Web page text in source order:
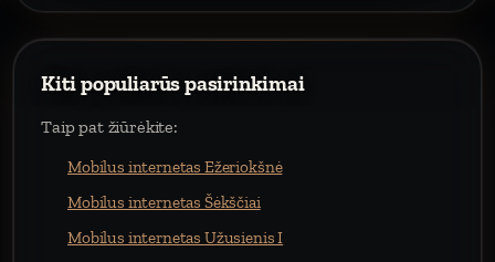
Kiti populiarūs pasirinkimai
Taip pat žiūrėkite:
Mobilus internetas Ežeriokšnė
Mobilus internetas Šėkščiai
Mobilus internetas Užusienis I